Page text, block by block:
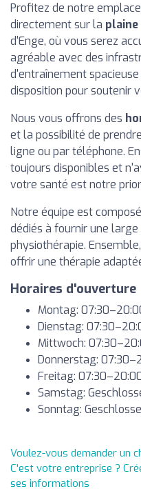
Profitez de notre
directement sur la plaine
d'Enge, où vous serez
agréable avec des
d'entraînement
disposition pour soutenir
Nous vous offrons des
et la possibilité de
ligne ou par téléphone.
toujours disponibles et
votre santé est notre
Notre équipe est
dédiés à fournir une
physiothérapie.
offrir une thérapie
Horaires d'ouverture
Montag:
Dienstag:
Mittwoch:
Donnerstag:
Freitag:
Samstag:
Sonntag:
Voulez-vous demander un
C'est votre entreprise ?
ses informations